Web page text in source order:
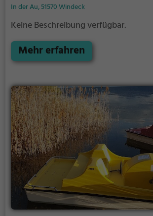
In der Au, 51570 Windeck
Keine Beschreibung verfügbar.
Mehr erfahren